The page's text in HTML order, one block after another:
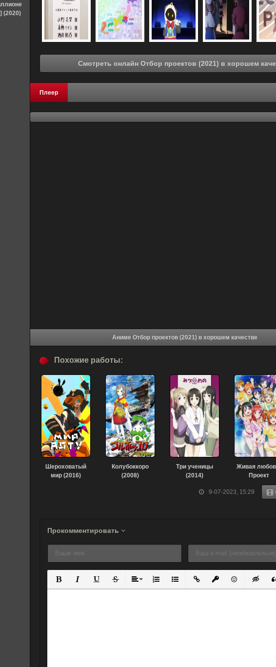
Смотреть онлайн Отбор проектов (2021) в
Плеер
Аниме Отбор проектов (2021) в хорошем качестве
9-07-2023, 15:29
Похожие работы:
Шероховатый
мир (2016)
Колубоккоро
(2008)
Три ученицы
(2014)
Живая
Проект
«Школьный
идол» OVA
Прокомментировать
Полужирный
КурсивПодчеркнутый
ЗачеркнутыйВыравнивание
Нумерованный список
Маркированный список
Вставить ссылку
ВставитьВставитьВставка
(2020)